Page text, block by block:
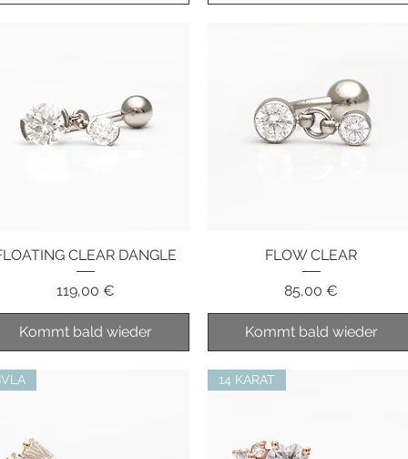
Schnellansicht
CLEAR DANGLE
Preis
119,00 €
Kommt bald wieder
Schnellansicht
FLOW CLEAR
Preis
85,00 €
Kommt bald wieder
14 KARAT